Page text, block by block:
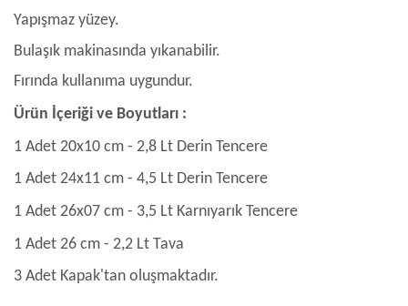
Yapışmaz yüzey.
Bulaşık makinasında yıkanabilir.
Fırında kullanıma uygundur.
Ürün İçeriği ve Boyutları :
1 Adet 20x10 cm - 2,8 Lt Derin Tencere
1 Adet 24x11 cm - 4,5 Lt Derin Tencere
1 Adet 26x07 cm - 3,5 Lt Karnıyarık Tencere
1 Adet 26 cm - 2,2 Lt Tava
3 Adet Kapak'tan oluşmaktadır.